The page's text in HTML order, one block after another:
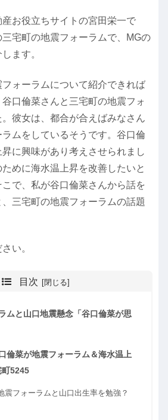
お役立ちサイトの宮田栄一で
宅町の地震フォーラムで、MGの
ます。
ォーラムについて紹介できれば
口倫菜さんと三宅町の地震フォ
彼女は、都合が合えばみなさん
ムをしているそうです。谷口倫
に興味があり考えさせられまし
めに海水温上昇を改善したいと
で、私が谷口倫菜さんから話を
三宅町の地震フォーラムの話題
い。
目次
ムと山口地震懸念「谷口倫菜が思
倫菜が地震フォーラム＆海水温上
町5245
震フォーラムと山口出生率を勉強？